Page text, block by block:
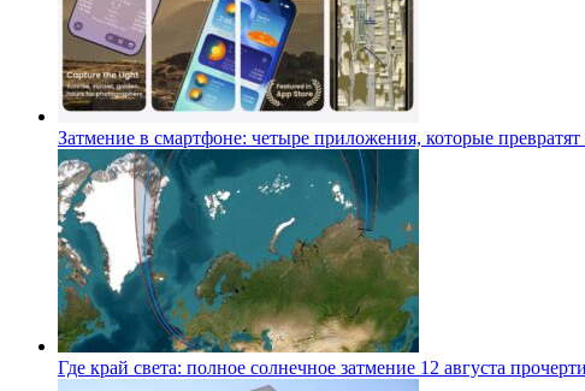
Затмение в смартфоне: четыре приложения, которые
Где край света: полное солнечное затмение 12 августа